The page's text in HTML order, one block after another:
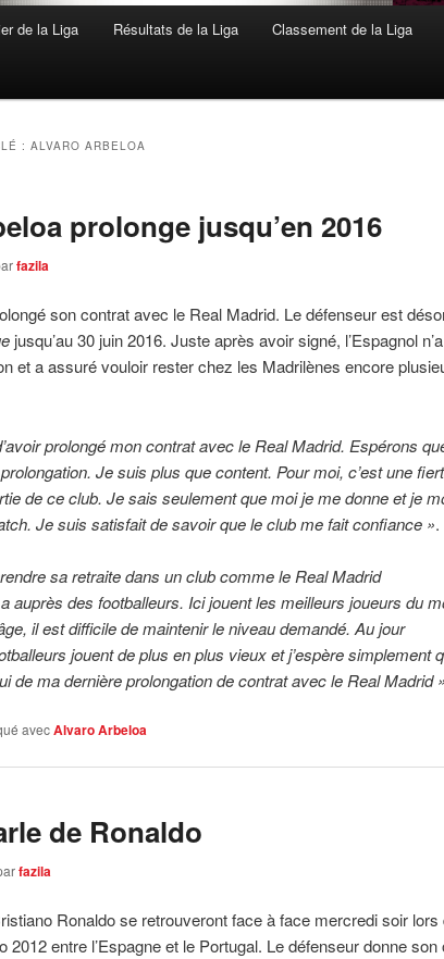
de la Liga Résultats de la Liga Classement de la Liga
:ALVARO ARBELOA
prolonge jusqu’en 2016
fazila
son contrat avec le Real Madrid. Le défenseur est
jusqu’au 30 juin 2016. Juste après avoir signé, l’Espagnol
et a assuré vouloir rester chez les Madrilènes encore
prolongé mon contrat avec le Real Madrid. Espérons
Je suis plus que content. Pour moi, c’est une
de ce club. Je sais seulement que moi je me donne et je
Je suis satisfait de savoir que le club me fait confiance ».
sa retraite dans un club comme le Real Madrid
a auprès des footballeurs. Ici jouent les meilleurs joueurs du
il est difficile de maintenir le niveau demandé. Au jour
jouent de plus en plus vieux et j’espère simplement
de ma dernière prolongation de contrat avec le Real Madrid
avec Alvaro Arbeloa
de Ronaldo
fazila
Ronaldo se retrouveront face à face mercredi soir lors
2012 entre l’Espagne et le Portugal. Le défenseur donne son